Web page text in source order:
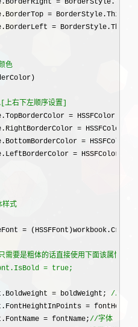
= BorderStyle.Thin;
= BorderStyle.Thin;
= BorderStyle.Thin;
色
上右下左顺序设置]
=
=
=
=
式
=
需要是粗体的话直接使用下面该属性即可
= true;
= boldWeight; //
=
= fontName;
//字体（仿宋